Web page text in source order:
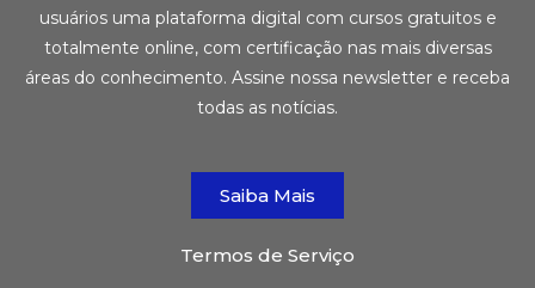
usuários uma plataforma digital com cursos gratuitos e
totalmente online, com certificação nas mais diversas
áreas do conhecimento. Assine nossa newsletter e receba
todas as notícias.
Saiba Mais
Termos de Serviço